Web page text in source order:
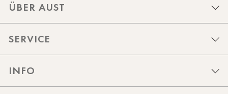
ÜBER AUST
SERVICE
INFO